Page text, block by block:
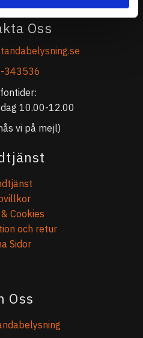
Oss
343536
10.00-12.00
vi på mejl)
Cookies
och retur
Sidor
Oss